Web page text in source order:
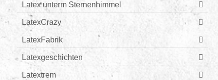
Latex unterm Sternenhimmel
LatexCrazy
LatexFabrik
Latexgeschichten
Latextrem